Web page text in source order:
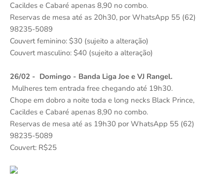
Cacildes e Cabaré apenas 8,90 no combo.
Reservas de mesa até as 20h30, por WhatsApp 55 (62)
98235-5089
Couvert feminino: $30 (sujeito a alteração)
Couvert masculino: $40 (sujeito a alteração)
26/02 - Domingo - Banda Liga Joe e VJ Rangel.
Mulheres tem entrada free chegando até 19h30.
Chope em dobro a noite toda e long necks Black Prince,
Cacildes e Cabaré apenas 8,90 no combo.
Reservas de mesa até as 19h30 por WhatsApp 55 (62)
98235-5089
Couvert: R$25